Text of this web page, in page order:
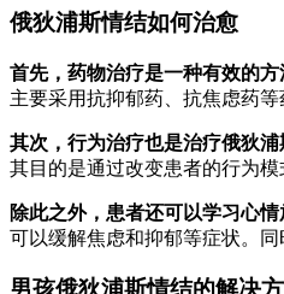
俄狄浦斯情结如何治愈
首先，药物治疗是一种有效的方
主要采用抗抑郁药、抗焦虑药
其次，行为治疗也是治疗俄狄浦
其目的是通过改变患者的行为
除此之外，患者还可以学习心
可以缓解焦虑和抑郁等症状。